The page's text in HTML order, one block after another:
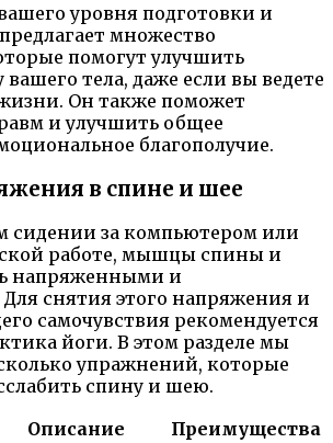
уровня подготовки и
множество
помогут улучшить
вашего тела, даже если вы ведете
Он также поможет
и улучшить общее
благополучие.
в спине и шее
сидении за компьютером или
работе, мышцы спины и
напряженными и
снятия этого напряжения и
самочувствия рекомендуется
йоги. В этом разделе мы
упражнений, которые
спину и шею.
Описание Преимущества